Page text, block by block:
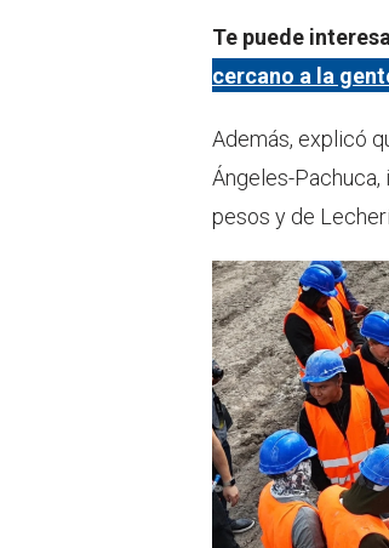
Te puede
cercano a la
Además, explicó
Ángeles-
pesos y de